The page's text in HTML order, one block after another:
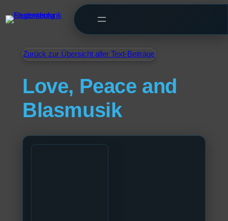
Zurück zur Übersicht aller Text-Beiträge
Love, Peace and
Blasmusik